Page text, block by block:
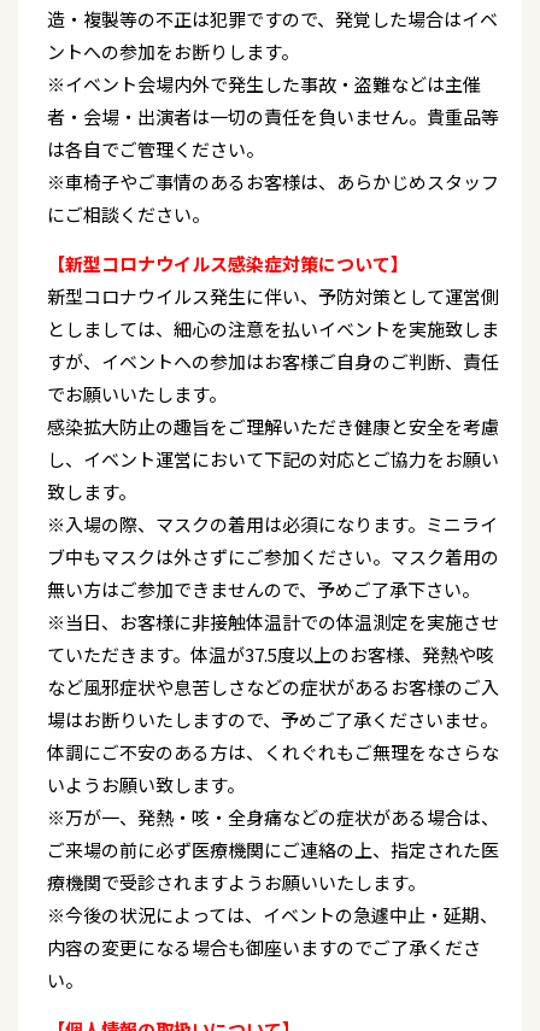
造・複製等の不正は犯罪ですので、発覚した場合はイベ
ントへの参加をお断りします。
※イベント会場内外で発生した事故・盗難などは主催
者・会場・出演者は一切の責任を負いません。貴重品等
は各自でご管理ください。
※車椅子やご事情のあるお客様は、あらかじめスタッフ
にご相談ください。
【新型コロナウイルス感染症対策について】
新型コロナウイルス発生に伴い、予防対策として運営側
としましては、細心の注意を払いイベントを実施致しま
すが、イベントへの参加はお客様ご自身のご判断、責任
でお願いいたします。
感染拡大防止の趣旨をご理解いただき健康と安全を考慮
し、イベント運営において下記の対応とご協力をお願い
致します。
※入場の際、マスクの着用は必須になります。ミニライ
ブ中もマスクは外さずにご参加ください。マスク着用の
無い方はご参加できませんので、予めご了承下さい。
※当日、お客様に非接触体温計での体温測定を実施させ
ていただきます。体温が37.5度以上のお客様、発熱や咳
など風邪症状や息苦しさなどの症状があるお客様のご入
場はお断りいたしますので、予めご了承くださいませ。
体調にご不安のある方は、くれぐれもご無理をなさらな
いようお願い致します。
※万が一、発熱・咳・全身痛などの症状がある場合は、
ご来場の前に必ず医療機関にご連絡の上、指定された医
療機関で受診されますようお願いいたします。
※今後の状況によっては、イベントの急遽中止・延期、
内容の変更になる場合も御座いますのでご了承くださ
い。